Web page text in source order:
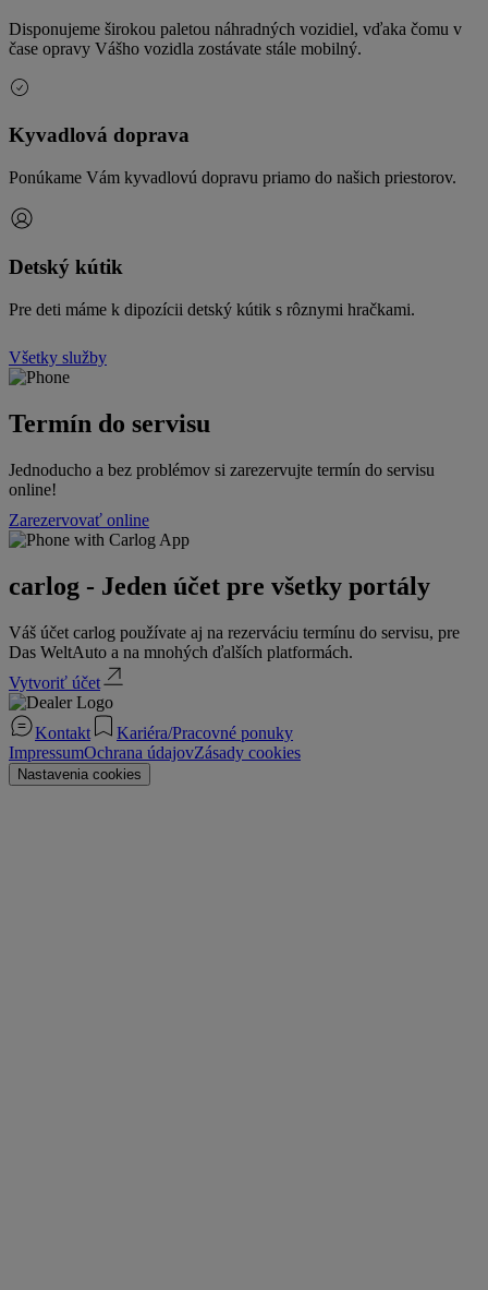
Disponujeme širokou paletou náhradných vozidiel, vďaka čomu v
čase opravy Vášho vozidla zostávate stále mobilný.
Kyvadlová doprava
Ponúkame Vám kyvadlovú dopravu priamo do našich priestorov.
Detský kútik
Pre deti máme k dipozícii detský kútik s rôznymi hračkami.
Všetky služby
Termín do servisu
Jednoducho a bez problémov si zarezervujte termín do servisu
online!
Zarezervovať online
carlog - Jeden účet pre všetky portály
Váš účet carlog používate aj na rezerváciu termínu do servisu, pre
Das WeltAuto a na mnohých ďalších platformách.
Vytvoriť účet
Kontakt
Kariéra/Pracovné ponuky
ImpressumOchrana údajovZásady cookies
Nastavenia cookies